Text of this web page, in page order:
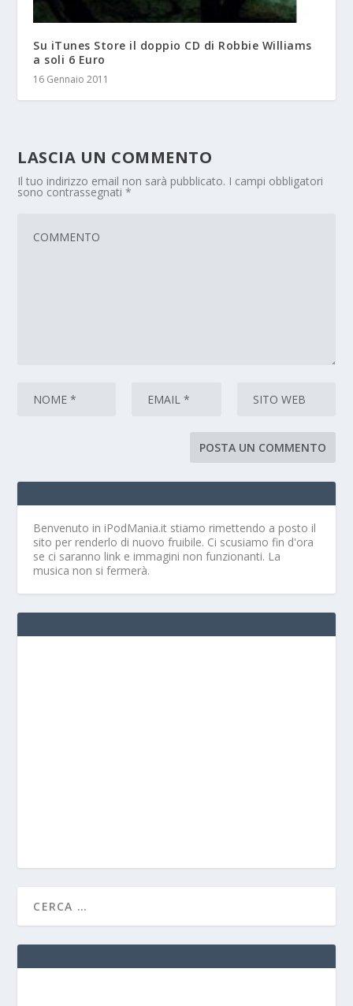
Su iTunes Store il doppio CD di Robbie Williams
a soli 6 Euro
16 Gennaio 2011
LASCIA UN COMMENTO
Il tuo indirizzo email non sarà pubblicato. I campi obbligatori
sono contrassegnati*
Benvenuto in iPodMania.it stiamo rimettendo a posto il
sito per renderlo di nuovo fruibile. Ci scusiamo fin d'ora
se ci saranno link e immagini non funzionanti. La
musica non si fermerà.